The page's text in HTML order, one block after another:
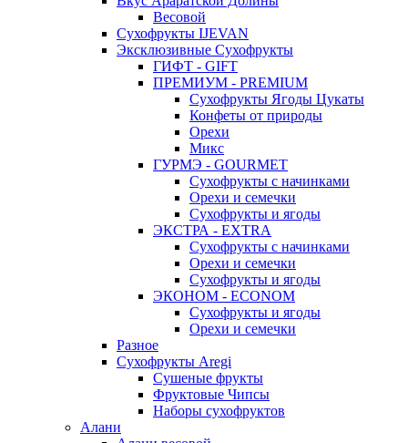
Весовой
Сухофрукты IJEVAN
Эксклюзивные Сухофрукты
ГИФТ - GIFT
ПРЕМИУМ - PREMIUM
Сухофрукты Ягоды Цукаты
Конфеты от природы
Орехи
Микс
ГУРМЭ - GOURMET
Сухофрукты с начинками
Орехи и семечки
Сухофрукты и ягоды
ЭКСТРА - EXTRA
Сухофрукты с начинками
Орехи и семечки
Сухофрукты и ягоды
ЭКОНОМ - ECONOM
Сухофрукты и ягоды
Орехи и семечки
Разное
Сухофрукты Aregi
Сушеные фрукты
Фруктовые Чипсы
Наборы сухофруктов
Алани